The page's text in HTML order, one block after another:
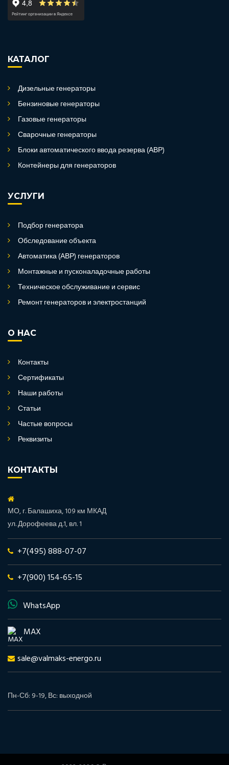
КАТАЛОГ
Дизельные генераторы
Бензиновые генераторы
Газовые генераторы
Сварочные генераторы
Блоки автоматического ввода резерва (АВР)
Контейнеры для генераторов
УСЛУГИ
Подбор генератора
Обследование объекта
Автоматика (АВР) генераторов
Монтажные и пусконаладочные работы
Техническое обслуживание и сервис
Ремонт генераторов и электростанций
О НАС
Контакты
Сертификаты
Наши работы
Статьи
Частые вопросы
Реквизиты
КОНТАКТЫ
МО, г. Балашиха, 109 км МКАД
ул. Дорофеева д.1, вл. 1
+7(495) 888-07-07
+7(900) 154-65-15
WhatsApp
MAX
sale@valmaks-energo.ru
Пн-Сб: 9-19, Вс: выходной